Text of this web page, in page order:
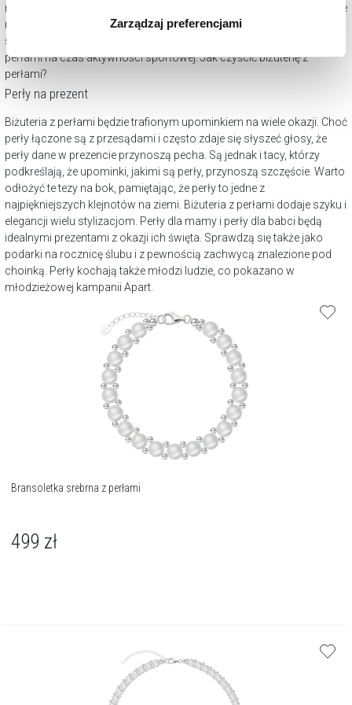
korzystamy. Możesz również wybrać jaki rodzaj plików
Zarządzaj preferencjami. W każdej chwili możesz
dokonać zmiany wybranych przez Ciebie plików cookie.
Zarządzaj preferencjami
należy zadbać o czyste dłonie. Te niezwykłe klejnoty są także wrażliwe
na substancje chemiczne (perfumy, balsamy do ciała), temperaturę,
silne oświetlenie i suche powietrze. Warto także zdjąć biżuterię z
perłami na czas aktywności sportowej.Jak czyścić biżuterię z
perłami?
Perły na prezent
Biżuteria z perłami będzie trafionym upominkiem na wiele okazji. Choć
perły łączone są z przesądami i często zdaje się słyszeć głosy, że
perły dane w prezencie przynoszą pecha. Są jednak i tacy, którzy
podkreślają, że upominki, jakimi są perły, przynoszą szczęście. Warto
odłożyć te tezy na bok, pamiętając, że perły to jedne z
najpiękniejszych klejnotów na ziemi. Biżuteria z perłami dodaje szyku i
elegancji wielu stylizacjom. Perły dla mamy i perły dla babci będą
idealnymi prezentami z okazji ich święta. Sprawdzą się także jako
podarki na rocznicę ślubu i z pewnością zachwycą znalezione pod
choinką. Perły kochają także młodzi ludzie, co pokazano w
młodzieżowej kampanii Apart
Bransoletka srebrna z perłami
499 zł